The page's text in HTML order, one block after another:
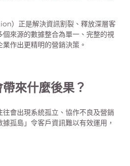
）正是解決資訊割裂、釋放深層客
來源的數據整合為單一、完整的視
作出更精明的營銷決策。
來什麼後果？
會出現系統孤立、協作不良及營銷
孤島」令客戶資訊難以有效運用，